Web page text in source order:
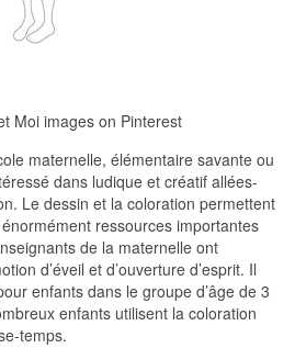
Moi images on Pinterest
maternelle, élémentaire savante ou
dans ludique et créatif allées-
Le dessin et la coloration permettent
ressources importantes
de la maternelle ont
d’éveil et d’ouverture d’esprit. Il
enfants dans le groupe d’âge de 3
enfants utilisent la coloration
temps.